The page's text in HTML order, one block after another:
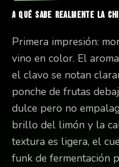
A QUÉ SABE REALMENTE LA
Primera impresión:
vino en color. El
el clavo se notan
ponche de frutas
dulce pero no
brillo del limón y la
textura es ligera, el
funk de fermentación